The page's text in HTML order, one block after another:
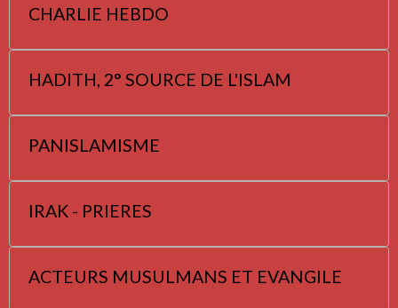
CHARLIE HEBDO
HADITH, 2° SOURCE DE L'ISLAM
PANISLAMISME
IRAK - PRIERES
ACTEURS MUSULMANS ET EVANGILE